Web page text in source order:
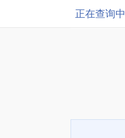
正在查询中